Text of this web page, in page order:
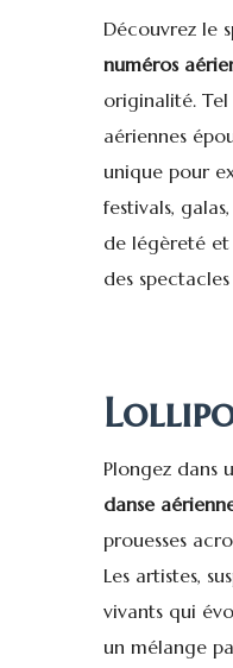
Découvrez le
numéros
originalité.
aériennes
unique pour
festivals,
de légèreté et
des
Plongez dans
danse
prouesses
Les artistes,
vivants qui
un mélange